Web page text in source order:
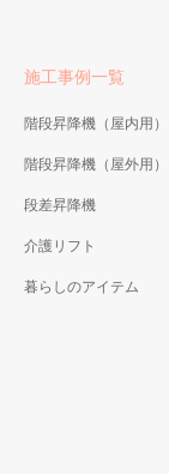
施工事例一覧
階段昇降機（屋内用）
階段昇降機（屋外用）
段差昇降機
介護リフト
暮らしのアイテム